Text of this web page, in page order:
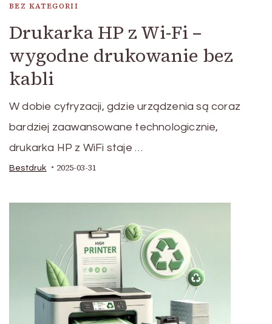
BEZ KATEGORII
Drukarka HP z Wi-Fi –
wygodne drukowanie bez
kabli
W dobie cyfryzacji, gdzie urządzenia są coraz
bardziej zaawansowane technologicznie,
drukarka HP z WiFi staje …
Bestdruk 2025-03-31